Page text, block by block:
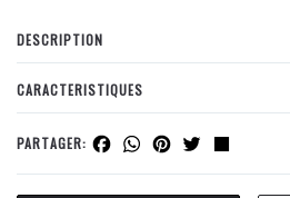
DESCRIPTION
CARACTERISTIQUES
PARTAGER: Facebook
WhatsApp
Pinterest
Twitter